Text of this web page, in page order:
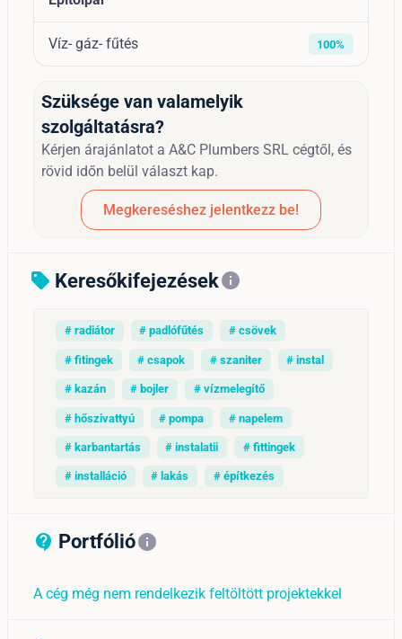
Víz- gáz- fűtés 100%
Szüksége van valamelyik
szolgáltatásra?
Kérjen árajánlatot a A&C Plumbers SRL cégtől, és
rövid időn belül választ kap.
Megkereséshez jelentkezz be!
sell Keresőkifejezésekinfo
# radiátor # padlófűtés # csövek
# fitingek # csapok # szaniter # instal
# kazán # bojler # vízmelegítő
# hőszivattyú # pompa # napelem
# karbantartás # instalatii # fittingek
# installáció # lakás # építkezés
contact_support_outline
Portfólióinfo
A cég még nem rendelkezik feltöltött projektekkel